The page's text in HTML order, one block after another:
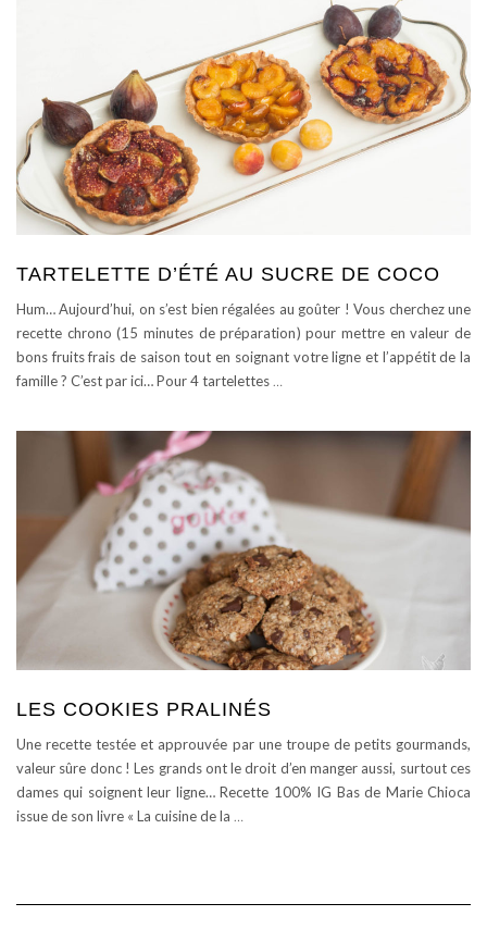
TARTELETTE D’ÉTÉ AU SUCRE DE COCO
Hum… Aujourd’hui, on s’est bien régalées au goûter ! Vous cherchez une
recette chrono (15 minutes de préparation) pour mettre en valeur de
bons fruits frais de saison tout en soignant votre ligne et l’appétit de la
famille ? C’est par ici… Pour 4 tartelettes …
LES COOKIES PRALINÉS
Une recette testée et approuvée par une troupe de petits gourmands,
valeur sûre donc ! Les grands ont le droit d’en manger aussi, surtout ces
dames qui soignent leur ligne… Recette 100% IG Bas de Marie Chioca
issue de son livre « La cuisine de la …